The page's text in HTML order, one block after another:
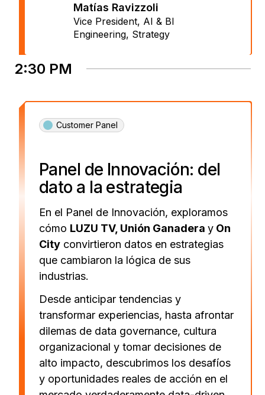
Matías Ravizzoli
Vice President, AI & BI
Engineering, Strategy
2:30 PM
Customer Panel
Panel de Innovación: del
dato a la estrategia
En el Panel de Innovación, exploramos
cómo LUZU TV, Unión Ganadera y On
City convirtieron datos en estrategias
que cambiaron la lógica de sus
industrias.
Desde anticipar tendencias y
transformar experiencias, hasta afrontar
dilemas de data governance, cultura
organizacional y tomar decisiones de
alto impacto, descubrimos los desafíos
y oportunidades reales de acción en el